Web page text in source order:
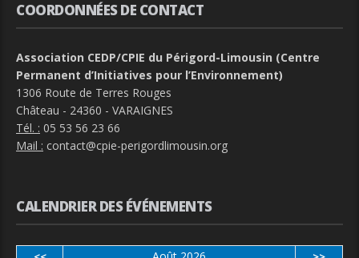
COORDONNÉES DE CONTACT
Association CEDP/CPIE du Périgord-Limousin (Centre
Permanent d’Initiatives pour l’Environnement)
1306 Route de Terres Rouges
Château - 24360 - VARAIGNES
Tél. : 05 53 56 23 66
Mail : contact@cpie-perigordlimousin.org
CALENDRIER DES ÉVÉNEMENTS